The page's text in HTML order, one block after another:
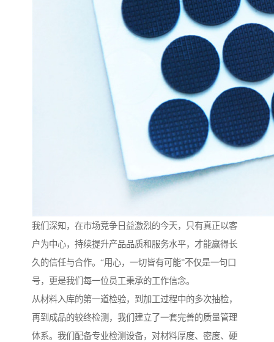
我们深知，在市场竞争日益激烈的今天，只有真正以客
户为中心，持续提升产品品质和服务水平，才能赢得长
久的信任与合作。“用心，一切皆有可能”不仅是一句口
号，更是我们每一位员工秉承的工作信念。
从材料入库的第一道检验，到加工过程中的多次抽检，
再到成品的较终检测，我们建立了一套完善的质量管理
体系。我们配备专业检测设备，对材料厚度、密度、硬